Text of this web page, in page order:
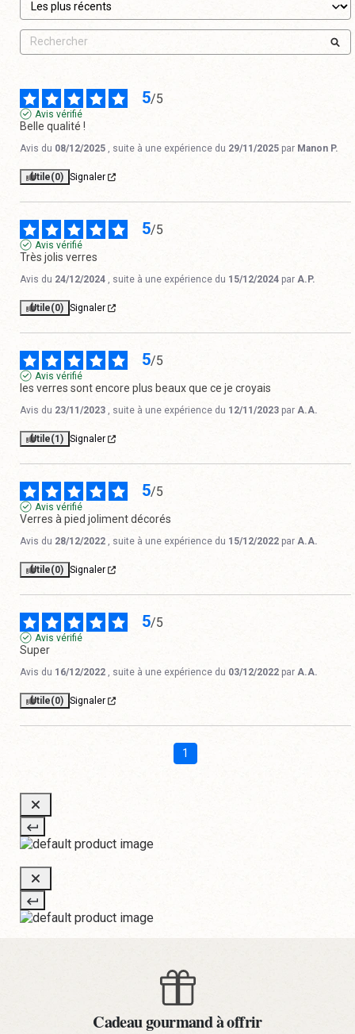
5/5
Avis vérifié
Belle qualité !
Avis du 08/12/2025 , suite à une expérience du 29/11/2025 par Manon P.
Utile(0) Signaler
5/5
Avis vérifié
Très jolis verres
Avis du 24/12/2024 , suite à une expérience du 15/12/2024 par A.P.
Utile(0) Signaler
5/5
Avis vérifié
les verres sont encore plus beaux que ce je croyais
Avis du 23/11/2023 , suite à une expérience du 12/11/2023 par A.A.
Utile(1) Signaler
5/5
Avis vérifié
Verres à pied joliment décorés
Avis du 28/12/2022 , suite à une expérience du 15/12/2022 par A.A.
Utile(0) Signaler
5/5
Avis vérifié
Super
Avis du 16/12/2022 , suite à une expérience du 03/12/2022 par A.A.
Utile(0) Signaler
1
Cadeau gourmand à offrir